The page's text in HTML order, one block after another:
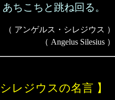
ちこちと跳ね回る。
（ アンゲルス・シレジウス ）
（ Angelus Silesius ）
レジウスの名言 】